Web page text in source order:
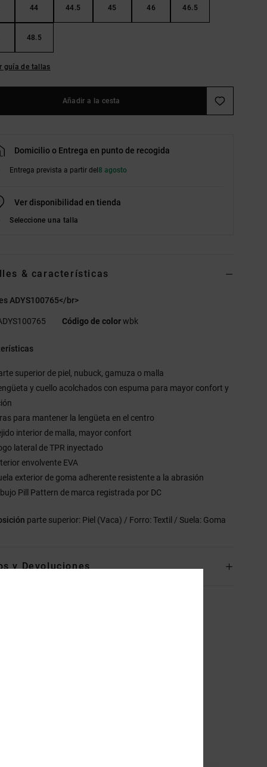
44 44.5 45 46 46.5
48.5
guía de tallas
Añadir a la cesta
Domicilio o Entrega en punto de recogida
Entrega prevista a partir del8 agosto
Ver disponibilidad en tienda
Seleccione una talla
& características
ADYS100765</br>
Código de colorwbk
superior de piel, nubuck, gamuza o malla
y cuello acolchados con espuma para mayor confort y
para mantener la lengüeta en el centro
interior de malla, mayor confort
lateral de TPR inyectado
envolvente EVA
exterior de goma adherente resistente a la abrasión
Pill Pattern de marca registrada por DC
parte superior: Piel (Vaca) / Forro: Textil / Suela: Goma
y Devoluciones